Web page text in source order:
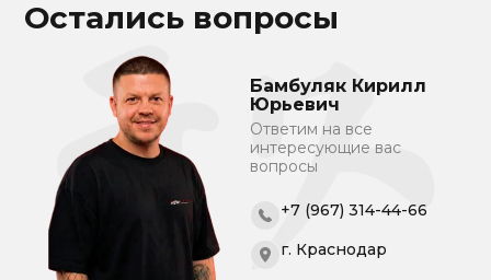
Остались вопросы
Бамбуляк Кирилл
Юрьевич
Ответим на все
интересующие вас
вопросы
+7 (967) 314-44-66
г. Краснодар